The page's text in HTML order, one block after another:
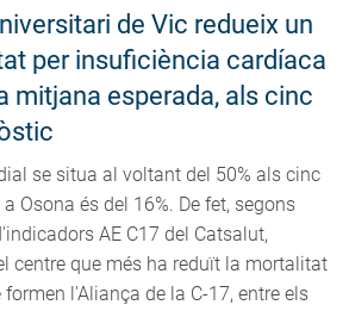
de Vic redueix un
per insuficiència cardíaca
mitjana esperada, als cinc
se situa al voltant del 50% als cinc
Osona és del 16%. De fet, segons
AE C17 del Catsalut,
centre que més ha reduït la mortalitat
l'Aliança de la C-17, entre els